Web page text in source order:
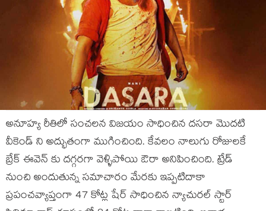
అనూహ్య రీతిలో సంచలన విజయం సాధించిన దసరా మొదటి
వీకెండ్ ని అద్భుతంగా ముగించింది. కేవలం నాలుగు రోజులకే
బ్రేక్ ఈవెన్ కు దగ్గరగా వెళ్ళిపోయి ఔరా అనిపించింది. ట్రేడ్
నుంచి అందుతున్న సమాచారం మేరకు ఇప్పటిదాకా
ప్రపంచవ్యాప్తంగా 47 కోట్ల షేర్ సాధించిన న్యాచురల్ స్టార్